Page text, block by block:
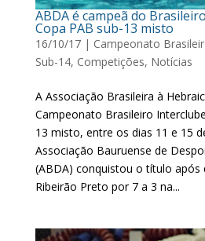
ABDA é campeã do
Copa PAB sub-13 misto
16/10/17| Campeonato
Sub-14, Competições, Notícias
A Associação Brasileira à
Campeonato Brasileiro
13 misto, entre os dias 11 e 15
Associação Bauruense de
(ABDA) conquistou o título após
Ribeirão Preto por 7 a 3 na...